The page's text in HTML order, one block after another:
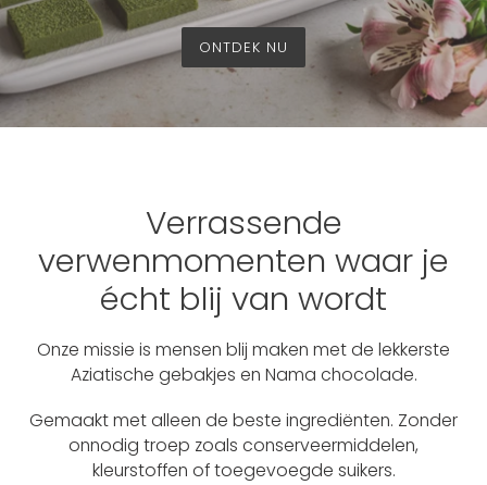
ONTDEK NU
Verrassende
verwenmomenten waar je
écht blij van wordt
Onze missie is mensen blij maken met de lekkerste
Aziatische gebakjes en Nama chocolade.
Gemaakt met alleen de beste ingrediënten. Zonder
onnodig troep zoals conserveermiddelen,
kleurstoffen of toegevoegde suikers.